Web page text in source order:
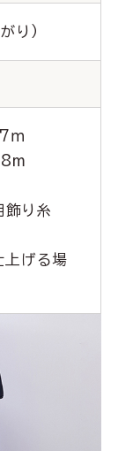
り）
ｍ
飾り糸
上げる場